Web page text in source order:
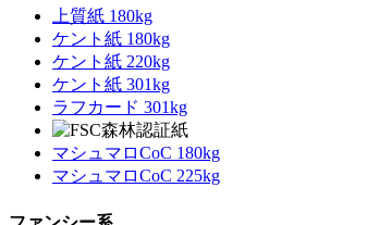
上質紙 180kg
ケント紙 180kg
ケント紙 220kg
ケント紙 301kg
ラフカード 301kg
マシュマロCoC 180kg
マシュマロCoC 225kg